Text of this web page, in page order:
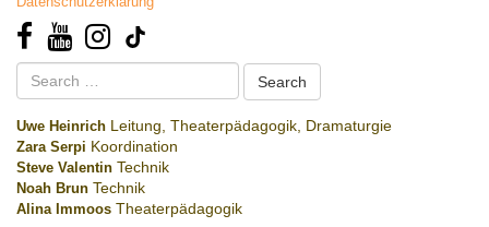
Search
for:
Uwe Heinrich Leitung, Theaterpädagogik, Dramaturgie
Zara Serpi Koordination
Steve Valentin Technik
Noah Brun Technik
Alina Immoos Theaterpädagogik